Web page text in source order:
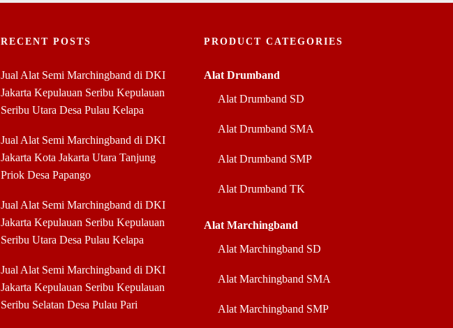
RECENT POSTS
Jual Alat Semi Marchingband di DKI
Jakarta Kepulauan Seribu Kepulauan
Seribu Utara Desa Pulau Kelapa
Jual Alat Semi Marchingband di DKI
Jakarta Kota Jakarta Utara Tanjung
Priok Desa Papango
Jual Alat Semi Marchingband di DKI
Jakarta Kepulauan Seribu Kepulauan
Seribu Utara Desa Pulau Kelapa
Jual Alat Semi Marchingband di DKI
Jakarta Kepulauan Seribu Kepulauan
Seribu Selatan Desa Pulau Pari
PRODUCT CATEGORIES
Alat Drumband
Alat Drumband SD
Alat Drumband SMA
Alat Drumband SMP
Alat Drumband TK
Alat Marchingband
Alat Marchingband SD
Alat Marchingband SMA
Alat Marchingband SMP